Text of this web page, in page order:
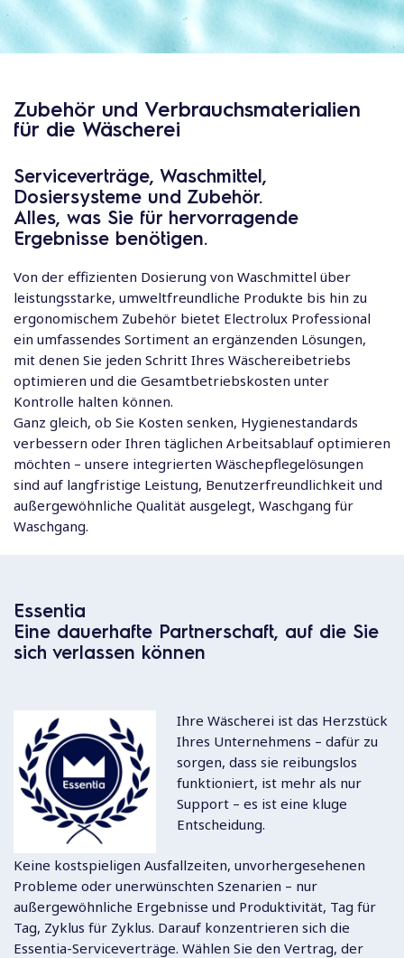
Zubehör und Verbrauchsmaterialien
für die Wäscherei
Serviceverträge, Waschmittel,
Dosiersysteme und Zubehör.
Alles, was Sie für hervorragende
Ergebnisse benötigen.
Von der effizienten Dosierung von Waschmittel über
leistungsstarke, umweltfreundliche Produkte bis hin zu
ergonomischem Zubehör bietet Electrolux Professional
ein umfassendes Sortiment an ergänzenden Lösungen,
mit denen Sie jeden Schritt Ihres Wäschereibetriebs
optimieren und die Gesamtbetriebskosten unter
Kontrolle halten können.
Ganz gleich, ob Sie Kosten senken, Hygienestandards
verbessern oder Ihren täglichen Arbeitsablauf optimieren
möchten – unsere integrierten Wäschepflegelösungen
sind auf langfristige Leistung, Benutzerfreundlichkeit und
außergewöhnliche Qualität ausgelegt, Waschgang für
Waschgang.
Essentia
Eine dauerhafte Partnerschaft, auf die Sie
sich verlassen können
Ihre Wäscherei ist das Herzstück
Ihres Unternehmens – dafür zu
sorgen, dass sie reibungslos
funktioniert, ist mehr als nur
Support – es ist eine kluge
Entscheidung.
Keine kostspieligen Ausfallzeiten, unvorhergesehenen
Probleme oder unerwünschten Szenarien – nur
außergewöhnliche Ergebnisse und Produktivität, Tag für
Tag, Zyklus für Zyklus. Darauf konzentrieren sich die
Essentia-Serviceverträge. Wählen Sie den Vertrag, der